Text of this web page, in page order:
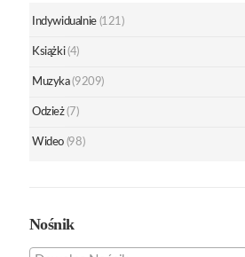
Indywidualnie (121)
Książki (4)
Muzyka (9209)
Odzież (7)
Wideo (98)
Nośnik